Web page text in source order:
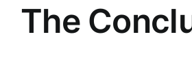
The